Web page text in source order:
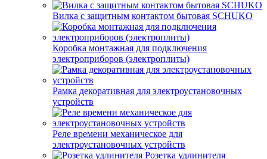
Вилка с защитным контактом бытовая SCHUKO
Коробка монтажная для подключения
электроприборов (электроплиты)
Рамка декоративная для электроустановочных
устройств
Реле времени механическое для
электроустановочных устройств
Розетка удлинителя